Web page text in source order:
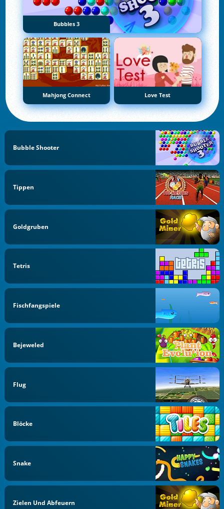
Bubbles 3
Mahjong Connect Love Test
Bubble Shooter
Tippen
Goldgruben
Tetris
Fischfangspiele
Bejeweled
Flug
Blöcke
Snake
Zielen Und Abfeuern